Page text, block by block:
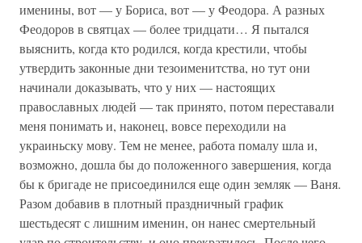
именины, вот — у Бориса, вот — у Феодора. А разных
Феодоров в святцах — более тридцати… Я пытался
выяснить, когда кто родился, когда крестили, чтобы
утвердить законные дни тезоименитства, но тут они
начинали доказывать, что у них — настоящих
православных людей — так принято, потом переставали
меня понимать и, наконец, вовсе переходили на
украиньску мову. Тем не менее, работа помалу шла и,
возможно, дошла бы до положенного завершения, когда
бы к бригаде не присоединился еще один земляк — Ваня.
Разом добавив в плотный праздничный график
шестьдесят с лишним именин, он нанес смертельный